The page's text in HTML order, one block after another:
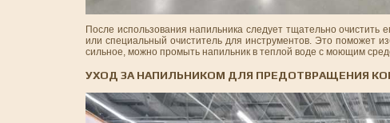
После использования напильника следует тщательно очистить
или специальный очиститель для инструментов. Это поможет
сильное, можно промыть напильник в теплой воде с моющим
УХОД ЗА НАПИЛЬНИКОМ ДЛЯ ПРЕДОТВРАЩЕНИЯ